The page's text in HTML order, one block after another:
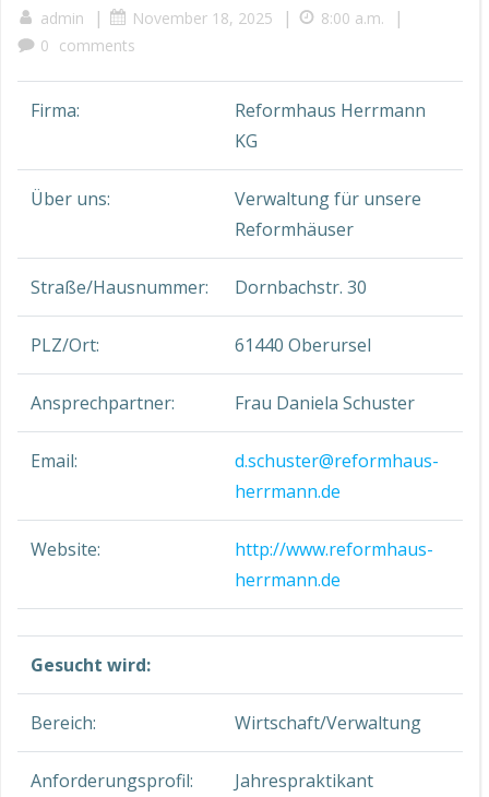
admin | November 18, 2025 | 8:00 a.m. |
0 comments
Firma:
Reformhaus Herrmann
KG
Über uns:
Verwaltung für unsere
Reformhäuser
Straße/Hausnummer: Dornbachstr. 30
PLZ/Ort: 61440 Oberursel
Ansprechpartner: Frau Daniela Schuster
Email:
d.schuster@reformhaus-
herrmann.de
Website:
http://www.reformhaus-
herrmann.de
Gesucht wird:
Bereich: Wirtschaft/Verwaltung
Anforderungsprofil:
Jahrespraktikant